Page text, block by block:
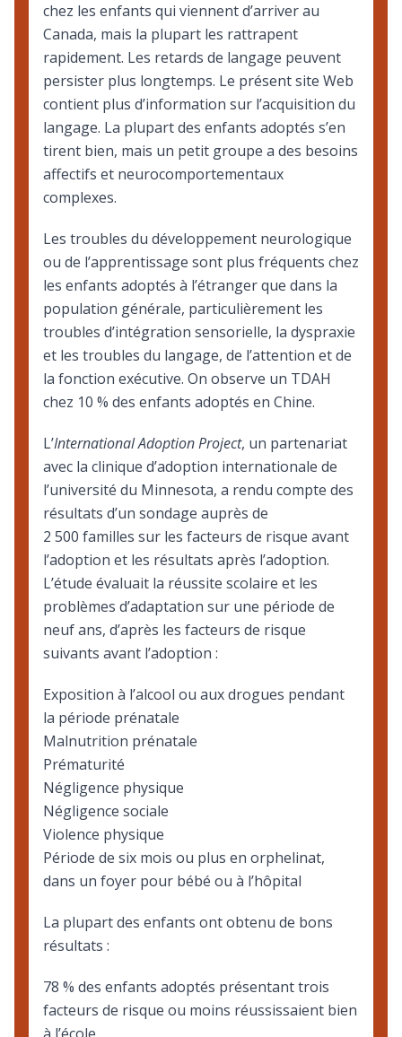
chez les enfants qui viennent d’arriver au
Canada, mais la plupart les rattrapent
rapidement. Les retards de langage peuvent
persister plus longtemps. Le présent site Web
contient plus d’information sur l’acquisition du
langage. La plupart des enfants adoptés s’en
tirent bien, mais un petit groupe a des besoins
affectifs et neurocomportementaux
complexes.
Les troubles du développement neurologique
ou de l’apprentissage sont plus fréquents chez
les enfants adoptés à l’étranger que dans la
population générale, particulièrement les
troubles d’intégration sensorielle, la dyspraxie
et les troubles du langage, de l’attention et de
la fonction exécutive. On observe un TDAH
chez 10 % des enfants adoptés en Chine.
L’International Adoption Project, un partenariat
avec la clinique d’adoption internationale de
l’université du Minnesota, a rendu compte des
résultats d’un sondage auprès de
2 500 familles sur les facteurs de risque avant
l’adoption et les résultats après l’adoption.
L’étude évaluait la réussite scolaire et les
problèmes d’adaptation sur une période de
neuf ans, d’après les facteurs de risque
suivants avant l’adoption :
Exposition à l’alcool ou aux drogues pendant
la période prénatale
Malnutrition prénatale
Prématurité
Négligence physique
Négligence sociale
Violence physique
Période de six mois ou plus en orphelinat,
dans un foyer pour bébé ou à l’hôpital
La plupart des enfants ont obtenu de bons
résultats :
78 % des enfants adoptés présentant trois
facteurs de risque ou moins réussissaient bien